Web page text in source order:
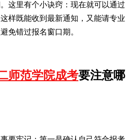
这里有个小诀窍：现在就可以通过
样既能收到最新通知，又能请专业
免错过报名窗口期。
师范学院成考要注意哪